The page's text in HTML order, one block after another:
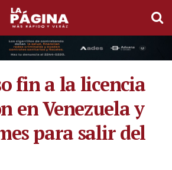
fin a la licencia
en Venezuela y
para salir del